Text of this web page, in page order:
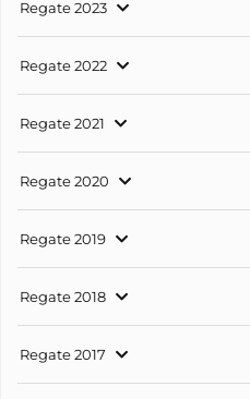
Regate 2023
Regate 2022
Regate 2021
Regate 2020
Regate 2019
Regate 2018
Regate 2017